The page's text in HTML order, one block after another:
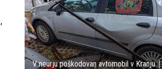
V neurju poškodovan avtomobil v Kranju